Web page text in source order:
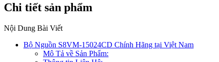
Chi tiết sản phẩm
Nội Dung Bài Viết
Bộ Nguồn S8VM-15024CD Chính Hãng tại Việt Nam
Mô Tả về Sản Phẩm: